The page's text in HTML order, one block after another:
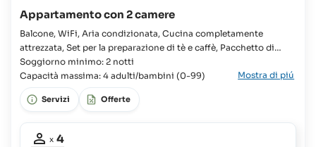
del
costo
del
vitto
Appartamento con 2 camere
Balcone, WiFi, Aria condizionata, Cucina completamente
attrezzata, Set per la preparazione di tè e caffè, Pacchetto di
benvenuto fornito all'arrivo, Lavatrice, Asciugacapelli, TV, Doccia
a filo pavimento con getto a pioggia Appartamento, Famiglie,
Gruppi, 2x Camera, 2x Letto queen, Armadio, Bagno, WC,
Lavandino, Frigorifero con congelatore,
Soggiorno minimo: 2 notti
Capacità massima: 4 adulti/bambini (0-99)
Mostra di piú
Servizi Offerte
Partecipanti
x 4